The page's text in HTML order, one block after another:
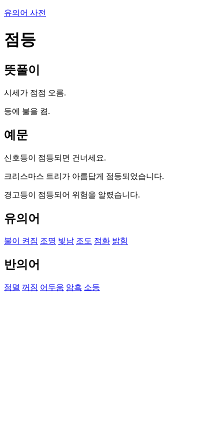
유의어 사전
점등
뜻풀이
시세가 점점 오름.
등에 불을 켬.
예문
신호등이 점등되면 건너세요.
크리스마스 트리가 아름답게 점등되었습니다.
경고등이 점등되어 위험을 알렸습니다.
유의어
불이 켜짐 조명 빛남 조도 점화 밝힘
반의어
점멸 꺼짐 어두움 암흑 소등